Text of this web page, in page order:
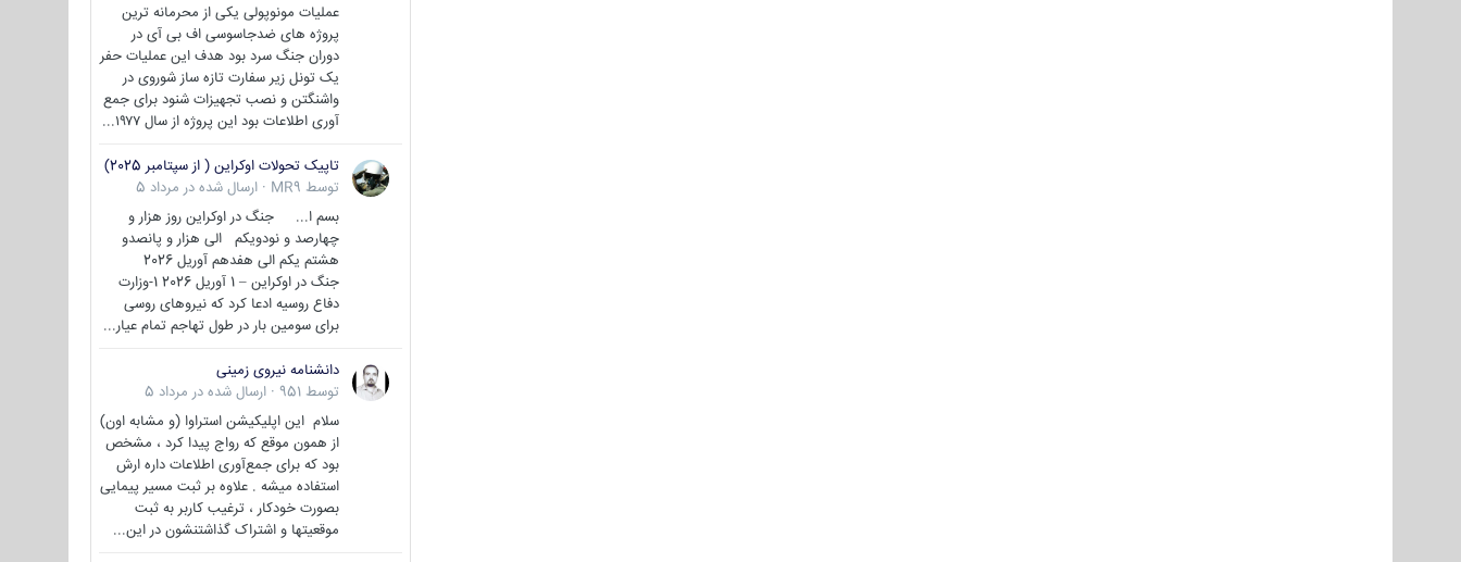
عملیات مونوپولی یکی از محرمانه ترین
پروژه های ضدجاسوسی اف بی آی در
دوران جنگ سرد بود هدف این عملیات حفر
یک تونل زیر سفارت تازه ساز شوروی در
واشنگتن و نصب تجهیزات شنود برای جمع
آوری اطلاعات بود این پروژه از سال ۱۹۷۷...
تاپیک تحولات اوکراین ( از سپتامبر 2025)
توسط MR9
· ارسال شده در مرداد 5
بسم ا... جنگ در اوکراین روز هزار و
چهارصد و نودویکم الی هزار و پانصدو
هشتم یکم الی هفدهم آوریل 2026
جنگ در اوکراین – 1 آوریل 2026 1-وزارت
دفاع روسیه ادعا کرد که نیروهای روسی
برای سومین بار در طول تهاجم تمام عیار...
دانشنامه نیروی زمینی
توسط 951
· ارسال شده در مرداد 5
سلام این اپلیکیشن استراوا (و مشابه اون)
از همون موقع که رواج پیدا کرد ، مشخص
بود که برای جمع‌آوری اطلاعات داره ارش
استفاده میشه . علاوه بر ثبت مسیر پیمایی
بصورت خودکار ، ترغیب کاربر به ثبت
موقعیتها و اشتراک‌ گذاشتنشون در این...